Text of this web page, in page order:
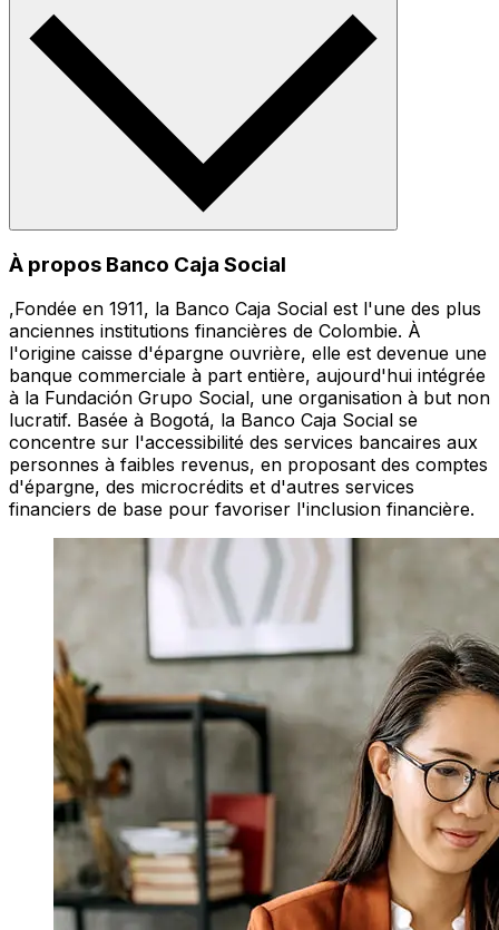
À propos Banco Caja Social
,Fondée en 1911, la Banco Caja Social est l'une des plus
anciennes institutions financières de Colombie. À
l'origine caisse d'épargne ouvrière, elle est devenue une
banque commerciale à part entière, aujourd'hui intégrée
à la Fundación Grupo Social, une organisation à but non
lucratif. Basée à Bogotá, la Banco Caja Social se
concentre sur l'accessibilité des services bancaires aux
personnes à faibles revenus, en proposant des comptes
d'épargne, des microcrédits et d'autres services
financiers de base pour favoriser l'inclusion financière.